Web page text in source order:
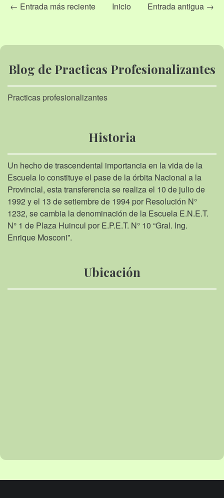
← Entrada más reciente Entrada antigua →
Inicio
Blog de Practicas Profesionalizantes
Practicas profesionalizantes
Historia
Un hecho de trascendental importancia en la vida de la
Escuela lo constituye el pase de la órbita Nacional a la
Provincial, esta transferencia se realiza el 10 de julio de
1992 y el 13 de setiembre de 1994 por Resolución N°
1232, se cambia la denominación de la Escuela E.N.E.T.
N° 1 de Plaza Huincul por E.P.E.T. N° 10 “Gral. Ing.
Enrique Mosconi”.
Ubicación